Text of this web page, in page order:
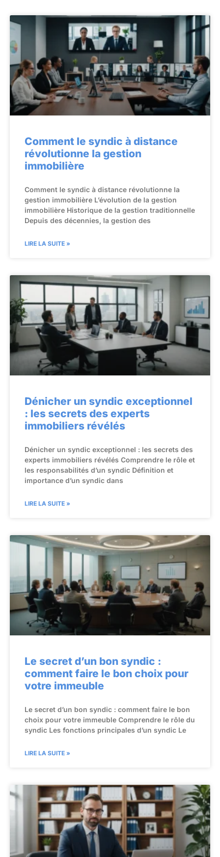
Comment le syndic à distance
révolutionne la gestion
immobilière
Comment le syndic à distance révolutionne la
gestion immobilière L’évolution de la gestion
immobilière Historique de la gestion traditionnelle
Depuis des décennies, la gestion des
LIRE LA SUITE »
Dénicher un syndic exceptionnel
: les secrets des experts
immobiliers révélés
Dénicher un syndic exceptionnel : les secrets des
experts immobiliers révélés Comprendre le rôle et
les responsabilités d’un syndic Définition et
importance d’un syndic dans
LIRE LA SUITE »
Le secret d’un bon syndic :
comment faire le bon choix pour
votre immeuble
Le secret d’un bon syndic : comment faire le bon
choix pour votre immeuble Comprendre le rôle du
syndic Les fonctions principales d’un syndic Le
LIRE LA SUITE »